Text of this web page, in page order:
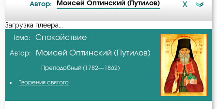
Бедность
Благодарность
Ближний
Автор: Моисей Оптинский (Путилов) X
А-я
Авва Дорофей
Амвросий Оптинский (Гренков)
Загрузка плеера...
Тема: Спокойствие
Автор: Моисей Оптинский (Путилов)
Преподобный (1782—1862)
Творения святого